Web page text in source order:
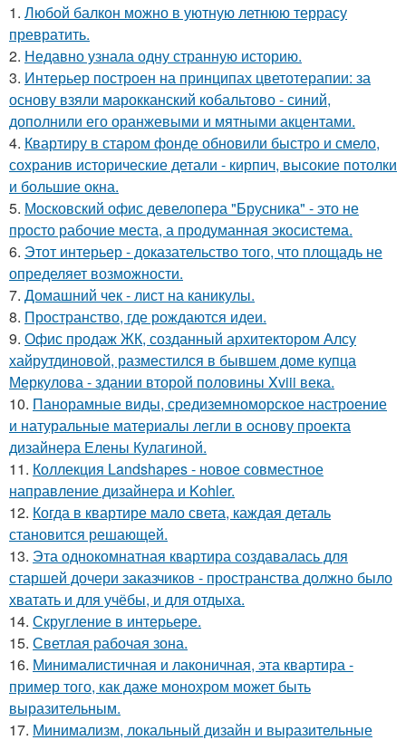
1. Любой балкон можно в уютную летнюю террасу
превратить.
2. Недавно узнала одну странную историю.
3. Интерьер построен на принципах цветотерапии: за
основу взяли марокканский кобальтово - синий,
дополнили его оранжевыми и мятными акцентами.
4. Квартиру в старом фонде обновили быстро и смело,
сохранив исторические детали - кирпич, высокие потолки
и большие окна.
5. Московский офис девелопера "Брусника" - это не
просто рабочие места, а продуманная экосистема.
6. Этот интерьер - доказательство того, что площадь не
определяет возможности.
7. Домашний чек - лист на каникулы.
8. Пространство, где рождаются идеи.
9. Офис продаж ЖК, созданный архитектором Алсу
хайрутдиновой, разместился в бывшем доме купца
Меркулова - здании второй половины Xviii века.
10. Панорамные виды, средиземноморское настроение
и натуральные материалы легли в основу проекта
дизайнера Елены Кулагиной.
11. Коллекция Landshapes - новое совместное
направление дизайнера и Kohler.
12. Когда в квартире мало света, каждая деталь
становится решающей.
13. Эта однокомнатная квартира создавалась для
старшей дочери заказчиков - пространства должно было
хватать и для учёбы, и для отдыха.
14. Скругление в интерьере.
15. Светлая рабочая зона.
16. Минималистичная и лаконичная, эта квартира -
пример того, как даже монохром может быть
выразительным.
17. Минимализм, локальный дизайн и выразительные